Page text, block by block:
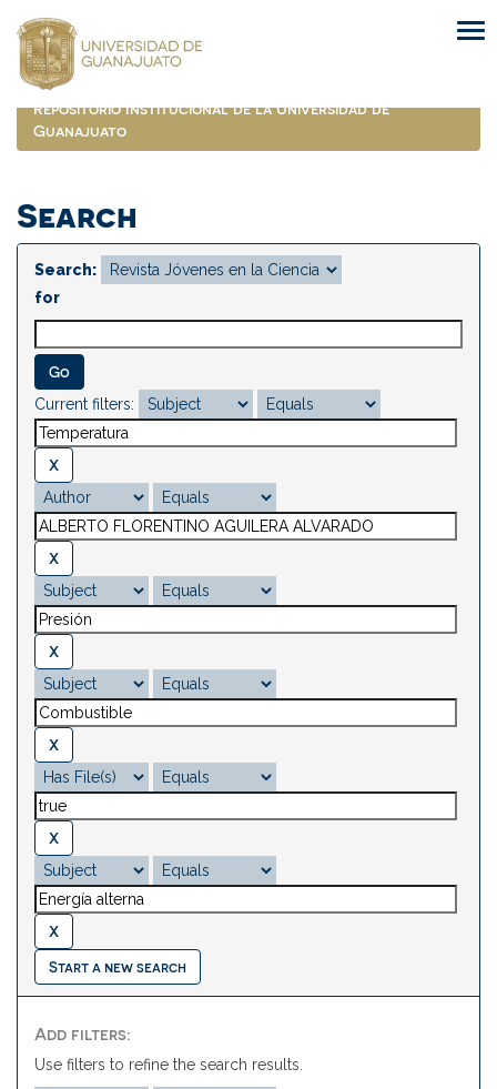
navigation
Repositorio Institucional de la Universidad de
Guanajuato
Search
Search:
for
Current filters:
Start a new search
Add filters:
Use filters to refine the search results.